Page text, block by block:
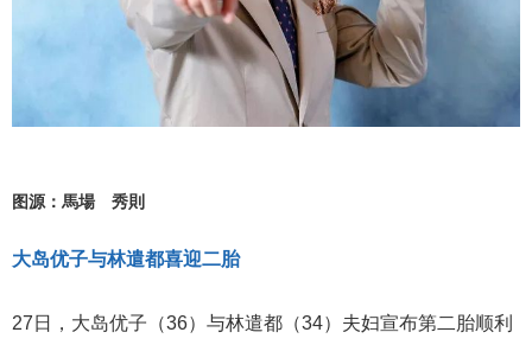
图源：馬場 秀則
大岛优子与林遣都喜迎二胎
27日，大岛优子（36）与林遣都（34）夫妇宣布第二胎顺利